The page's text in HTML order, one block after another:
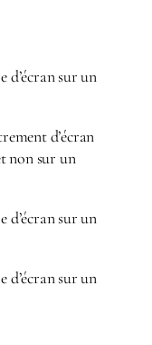
d’écran sur un
d’écran
non sur un
d’écran sur un
d’écran sur un